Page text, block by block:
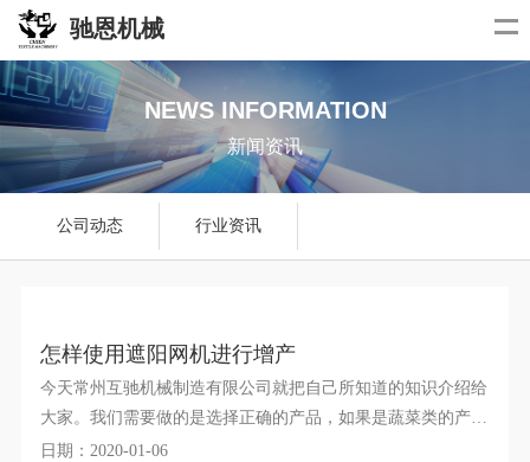
驰恩机械
NEWS INFORMATION
新闻资讯
公司动态 行业资讯
怎样使用遮阳网机进行增产
今天常州互驰机械制造有限公司就把自己所知道的知识介绍给
大家。我们需要做的是选择正确的产品，如果是蔬菜类的产
品，那么在使用的时候是选择黑色的遮阳网机，这样的话会对
日期：2020-01-06